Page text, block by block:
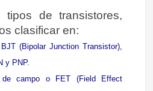
tipos de transistores,
clasificar en:
(Bipolar Junction Transistor),
y PNP.
de campo o FET (Field Effect